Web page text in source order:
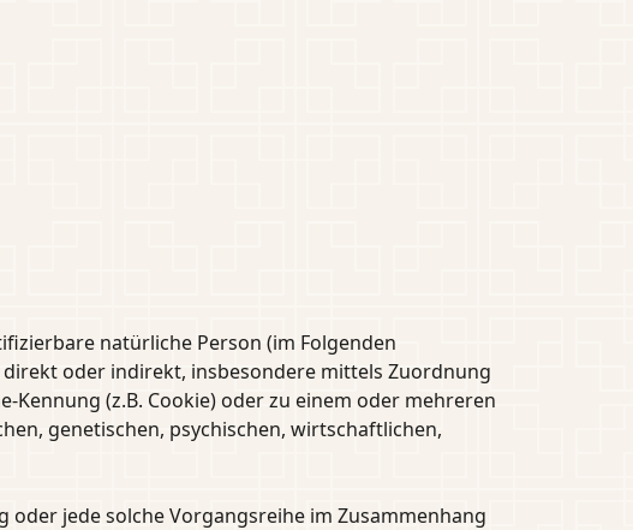
natürliche Person (im Folgenden
oder indirekt, insbesondere mittels Zuordnung
Kennung (z.B. Cookie) oder zu einem oder mehreren
genetischen, psychischen, wirtschaftlichen,
jede solche Vorgangsreihe im Zusammenhang